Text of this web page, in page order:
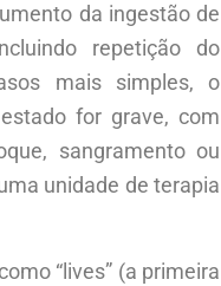
da ingestão de
repetição do
mais simples, o
for grave, com
sangramento ou
unidade de terapia
“lives” (a primeira